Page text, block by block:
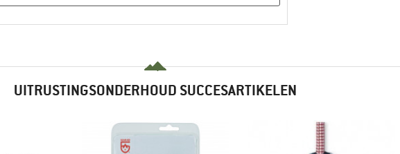
UITRUSTINGSONDERHOUD SUCCESARTIKELEN